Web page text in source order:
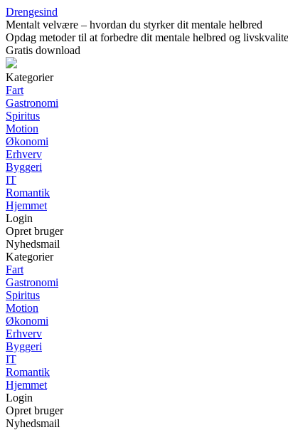
Drengesind
Mentalt velvære – hvordan du styrker dit mentale helbred
Opdag metoder til at forbedre dit mentale helbred og
Gratis download
Kategorier
Fart
Gastronomi
Spiritus
Motion
Økonomi
Erhverv
Byggeri
IT
Romantik
Hjemmet
Login
Opret bruger
Nyhedsmail
Kategorier
Fart
Gastronomi
Spiritus
Motion
Økonomi
Erhverv
Byggeri
IT
Romantik
Hjemmet
Login
Opret bruger
Nyhedsmail